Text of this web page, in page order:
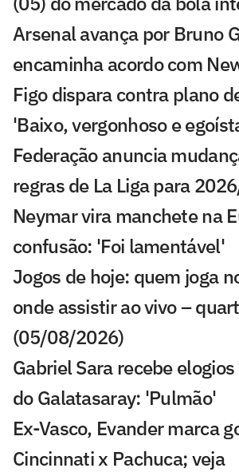
Arsenal avança por Bruno
encaminha acordo com
Figo dispara contra plano
'Baixo, vergonhoso e
Federação anuncia
regras de La Liga para
Neymar vira manchete na
confusão: 'Foi lamentável'
Jogos de hoje: quem joga
onde assistir ao vivo –
(05/08/2026)
Gabriel Sara recebe
do Galatasaray: 'Pulmão'
Ex-Vasco, Evander marca
Cincinnati x Pachuca; veja